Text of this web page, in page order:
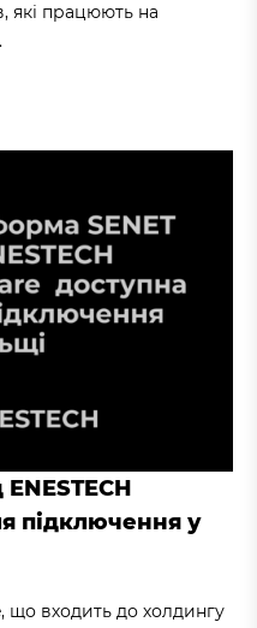
які працюють на
підключення у
що входить до холдингу